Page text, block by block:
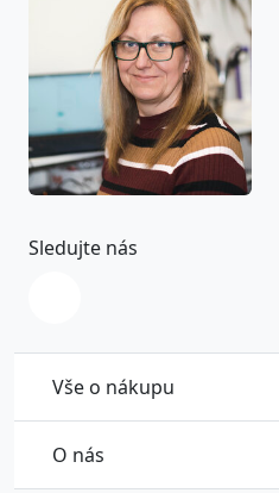
Vše o nákupu
O nás
Sledujte nás